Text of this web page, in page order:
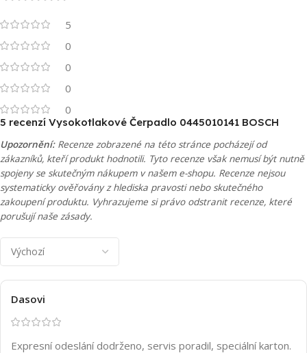
5
0
0
0
0
5 recenzí Vysokotlakové Čerpadlo 0445010141 BOSCH
Upozornění:Recenze zobrazené na této stránce pocházejí od
zákazníků, kteří produkt hodnotili. Tyto recenze však nemusí být nutně
spojeny se skutečným nákupem v našem e-shopu. Recenze nejsou
systematicky ověřovány z hlediska pravosti nebo skutečného
zakoupení produktu. Vyhrazujeme si právo odstranit recenze, které
porušují naše zásady.
Dasovi
Expresní odeslání dodrženo, servis poradil, speciální karton.